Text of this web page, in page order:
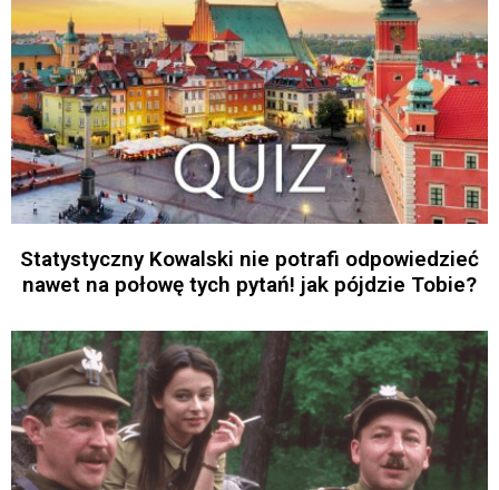
Statystyczny Kowalski nie potrafi odpowiedzieć
nawet na połowę tych pytań! jak pójdzie Tobie?